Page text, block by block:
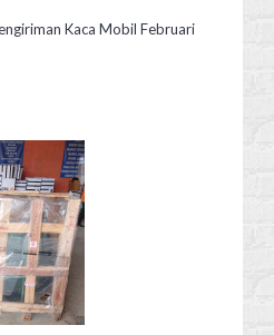
Kaca Mobil Februari